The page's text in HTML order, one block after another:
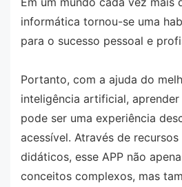
informática tornou-se uma
para o sucesso pessoal e
Portanto, com a ajuda do
inteligência artificial,
pode ser uma experiência
acessível. Através de
didáticos, esse APP não
conceitos complexos, mas